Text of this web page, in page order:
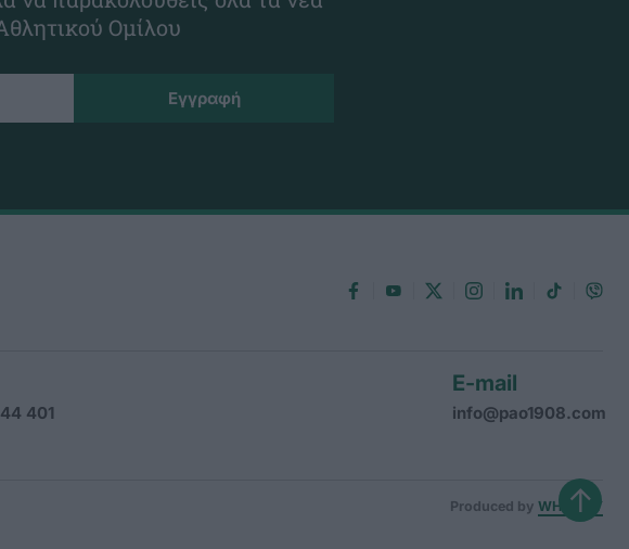
Ομίλου
401
E-mail
info@pao1908.com
Produced by WHISKEY
↑